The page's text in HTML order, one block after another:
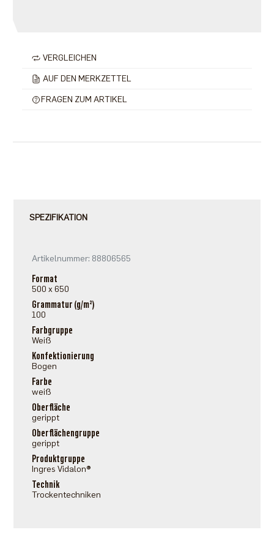
VERGLEICHEN
AUF DEN MERKZETTEL
FRAGEN ZUM ARTIKEL
SPEZIFIKATION
Artikelnummer: 88806565
Format
500 x 650
Grammatur (g/m²)
100
Farbgruppe
Weiß
Konfektionierung
Bogen
Farbe
weiß
Oberfläche
gerippt
Oberflächengruppe
gerippt
Produktgruppe
Ingres Vidalon®
Technik
Trockentechniken